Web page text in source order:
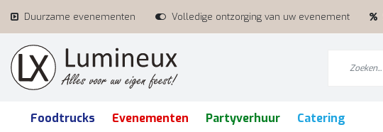
Duurzame evenementen Volledige ontzorging van uw evenement
Foodtrucks Evenementen Partyverhuur Catering